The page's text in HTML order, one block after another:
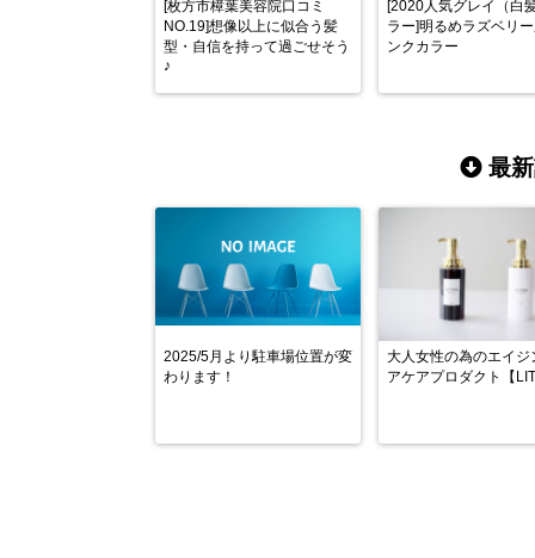
[枚方市樟葉美容院口コミ
NO.19]想像以上に似合う髪
型・自信を持って過ごせそう
♪
[2020人気グレイ（白
ラー]明るめラズベリ
ンクカラー
最
2025/5月より駐車場位置が変
わります！
大人女性の為のエイジ
アケアプロダクト【